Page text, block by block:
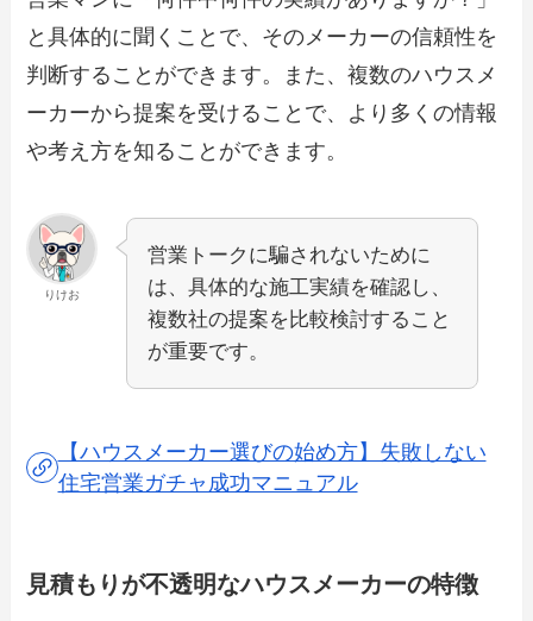
と具体的に聞くことで、そのメーカーの信頼性を
判断することができます。また、複数のハウスメ
ーカーから提案を受けることで、より多くの情報
や考え方を知ることができます。
りけお
営業トークに騙されないために
は、具体的な施工実績を確認し、
複数社の提案を比較検討すること
が重要です。
【ハウスメーカー選びの始め方】失敗しない
住宅営業ガチャ成功マニュアル
見積もりが不透明なハウスメーカーの特徴